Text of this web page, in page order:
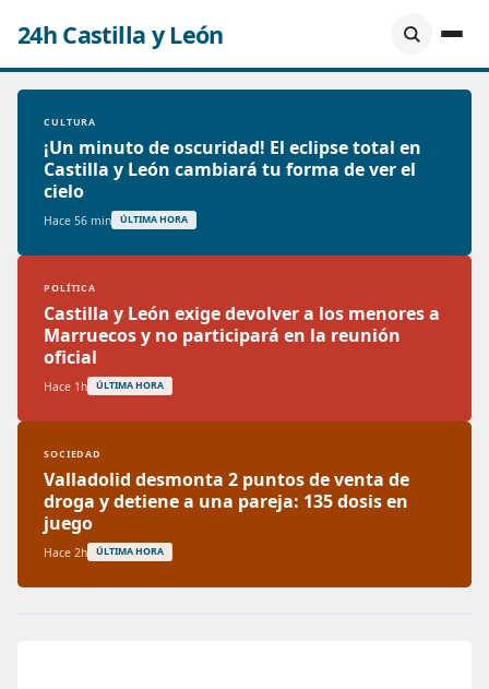
24h Castilla y León
CULTURA
¡Un minuto de oscuridad! El eclipse total en
Castilla y León cambiará tu forma de ver el
cielo
Hace 56 min ÚLTIMA HORA
POLÍTICA
Castilla y León exige devolver a los menores a
Marruecos y no participará en la reunión
oficial
Hace 1h ÚLTIMA HORA
SOCIEDAD
Valladolid desmonta 2 puntos de venta de
droga y detiene a una pareja: 135 dosis en
juego
Hace 2h ÚLTIMA HORA